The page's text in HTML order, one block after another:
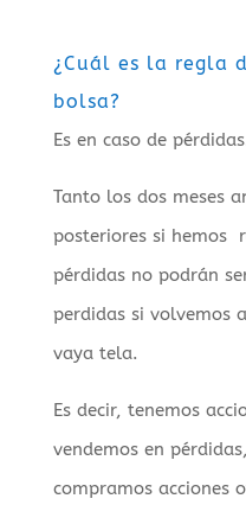
¿Cuál es la regla
bolsa?
Es en caso de
Tanto los dos meses
posteriores si hemos
pérdidas no podrán
perdidas si volvemos
vaya tela.
Es decir, tenemos
vendemos en
compramos acciones